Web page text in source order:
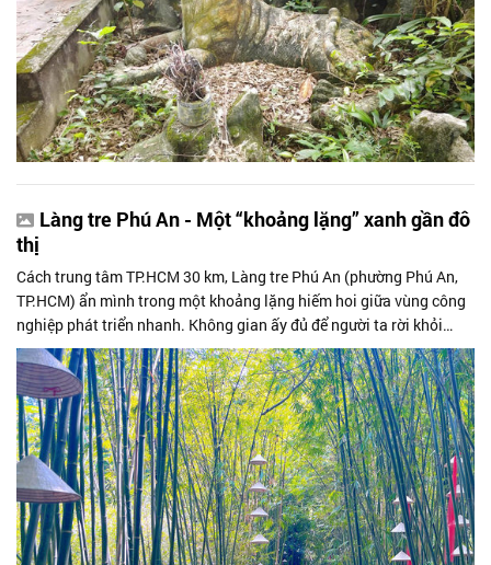
Làng tre Phú An - Một “khoảng lặng” xanh gần đô
thị
Cách trung tâm TP.HCM 30 km, Làng tre Phú An (phường Phú An,
TP.HCM) ẩn mình trong một khoảng lặng hiếm hoi giữa vùng công
nghiệp phát triển nhanh. Không gian ấy đủ để người ta rời khỏi
nhịp sống gấp gáp,...